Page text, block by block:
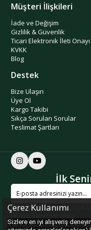
Müşteri İlişkileri
İade ve Değişim
Gizlilik & Güvenlik
Ticari Elektronik İleti Onayı
KVKK
Blog
Destek
Bize Ulaşın
Üye Ol
Kargo Takibi
Sıkça Sorulan Sorular
Teslimat Şartları
İlk
Kişiye özel indirimler, Özel
Üyelik koşullarınıve
Çerez Kullanımı
Sizlere en iyi alışveriş